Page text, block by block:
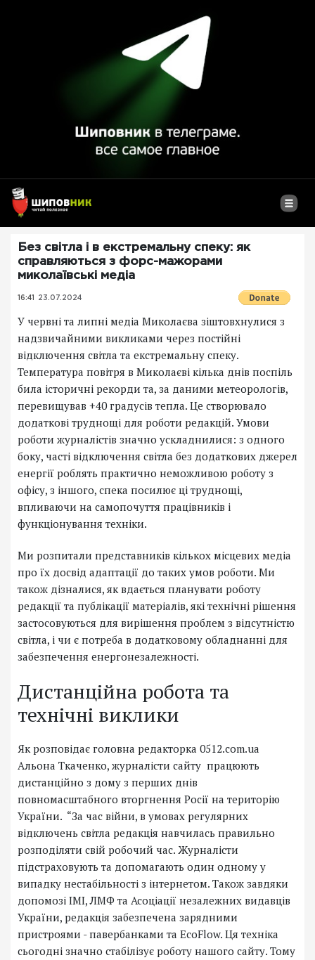
Без світла і в екстремальну спеку: як
справляються з форс-мажорами
миколаївські медіа
16:41 23.07.2024
У червні та липні медіа Миколаєва зіштовхнулися з
надзвичайними викликами через постійні
відключення світла та екстремальну спеку.
Температура повітря в Миколаєві кілька днів поспіль
била історичні рекорди та, за даними метеорологів,
перевищував +40 градусів тепла. Це створювало
додаткові труднощі для роботи редакцій. Умови
роботи журналістів значно ускладнилися: з одного
боку, часті відключення світла без додаткових джерел
енергії роблять практично неможливою роботу з
офісу, з іншого, спека посилює ці труднощі,
впливаючи на самопочуття працівників і
функціонування техніки.
Ми розпитали представників кількох місцевих медіа
про їх досвід адаптації до таких умов роботи. Ми
також дізналися, як вдається планувати роботу
редакції та публікації матеріалів, які технічні рішення
застосовуються для вирішення проблем з відсутністю
світла, і чи є потреба в додатковому обладнанні для
забезпечення енергонезалежності.
Дистанційна робота та
технічні виклики
Як розповідає головна редакторка 0512.com.ua
Альона Ткаченко, журналісти сайту працюють
дистанційно з дому з перших днів
повномасштабного вторгнення Росії на територію
України. “За час війни, в умовах регулярних
відключень світла редакція навчилась правильно
розподіляти свій робочий час. Журналісти
підстраховують та допомагають один одному у
випадку нестабільності з інтернетом. Також завдяки
допомозі ІМІ, ЛМФ та Асоціації незалежних видавців
України, редакція забезпечена зарядними
пристроями - павербанками та EcoFlow. Ця техніка
сьогодні значно стабілізує роботу нашого сайту. Тому